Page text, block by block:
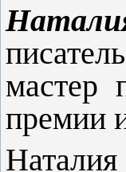
мастер
премии